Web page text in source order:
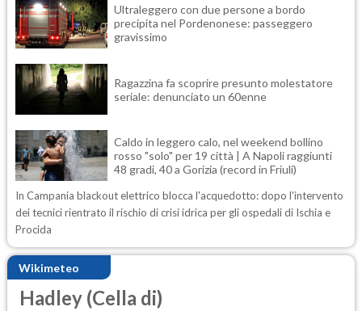
Ultraleggero con due persone a bordo
precipita nel Pordenonese: passeggero
gravissimo
Ragazzina fa scoprire presunto molestatore
seriale: denunciato un 60enne
Caldo in leggero calo, nel weekend bollino
rosso "solo" per 19 città | A Napoli raggiunti
48 gradi, 40 a Gorizia (record in Friuli)
In Campania blackout elettrico blocca l'acquedotto: dopo l'intervento
dei tecnici rientrato il rischio di crisi idrica per gli ospedali di Ischia e
Procida
Wikimeteo
Hadley (Cella di)